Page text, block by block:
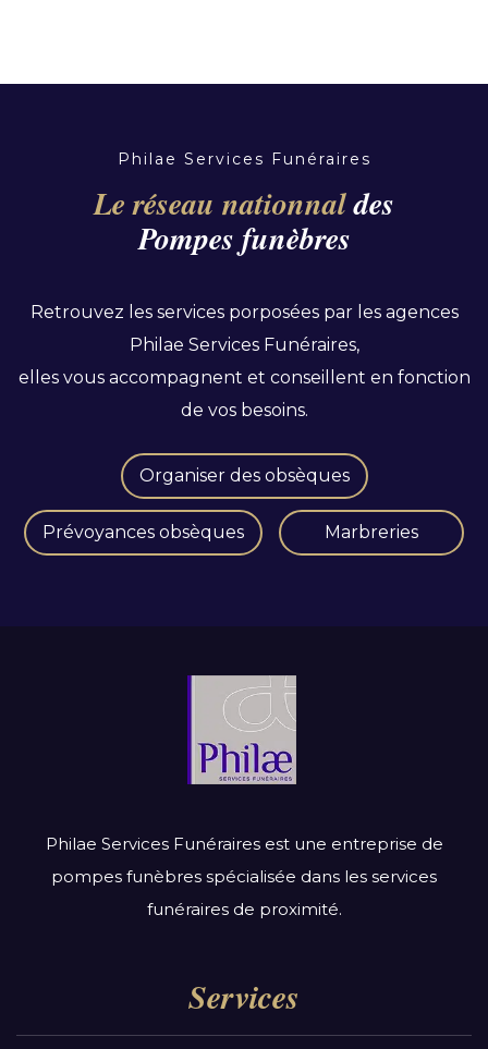
Philae Services Funéraires
Le réseau nationnaldes
Pompes funèbres
Retrouvez les services porposées par les agences
Philae Services Funéraires,
elles vous accompagnent et conseillent en fonction
de vos besoins.
Organiser des obsèques
Prévoyances obsèques Marbreries
Philae Services Funéraires est une entreprise de
pompes funèbres spécialisée dans les services
funéraires de proximité.
Services